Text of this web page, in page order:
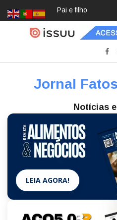
Pai e filho
Jornal
Notícias
LEIA AGORA!